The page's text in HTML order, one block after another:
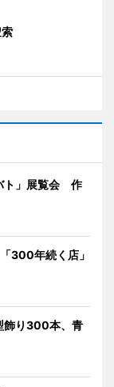
ト」展覧会 作
300年続く店」
飾り300本、青